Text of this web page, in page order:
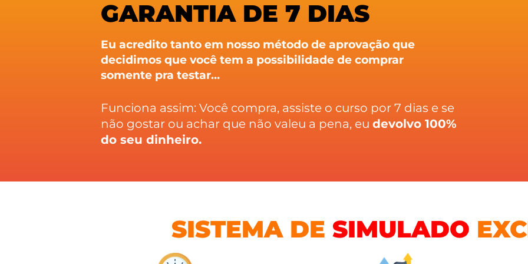
GARANTIA DE 7 DIAS
Eu acredito tanto em nosso método de aprovação que
decidimos que você tem a possibilidade de comprar
somente pra testar…
Funciona assim: Você compra, assiste o curso por 7 dias e se
não gostar ou achar que não valeu a pena, eu devolvo 100%
do seu dinheiro.
SISTEMA DE SIMULADO